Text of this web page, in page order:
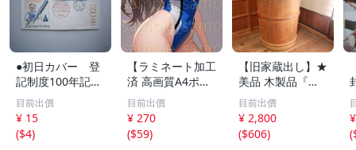
●初日カバー 登
記制度100年記念
●
目前出價
¥ 15
($4)
【ラミネート加工
済 高画質A4ポス
ター】1582 AI美
女 イラスト ポス
ター セクシー か
わいい 水着 下着
目前出價
¥ 270
($59)
【旧家蔵出し】★
美品 木製品『良
い木味 古い竹編
みタガの樽』直径
約62㎝ 高さ約75
㎝★(検:古民具/古
目前出價
¥ 2,800
($606)
(